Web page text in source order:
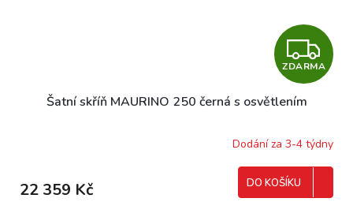
Z
D
R
ZDARMA
Šatní skříň MAURINO 250 černá s osvětlením
Dodání za 3-4 týdny
22 359 Kč DO KOŠÍKU